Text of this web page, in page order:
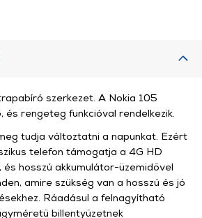
szerkezet. A Nokia 105
és rengeteg funkcióval rendelkezik.
tudja változtatni a napunkat. Ezért
telefon támogatja a 4G HD
és hosszú akkumulátor-üzemidővel
amire szükség van a hosszú és jó
Ráadásul a felnagyítható
billentyűzetnek